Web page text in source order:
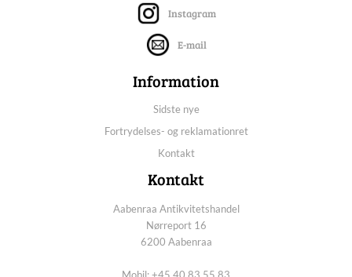
Instagram
E-mail
Information
Sidste nye
Fortrydelses- og reklamationret
Kontakt
Kontakt
Aabenraa Antikvitetshandel
Nørreport 16
6200 Aabenraa
Mobil: +45 40 83 55 83